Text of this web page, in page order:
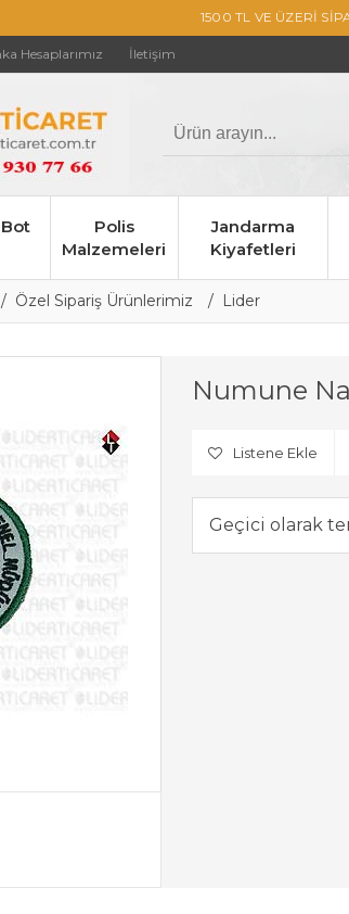
1500 TL VE ÜZERİ
Hesaplarımız İletişim
Polis
Malzemeleri
Jandarma
Kiyafetleri
Özel Sipariş Ürünlerimiz Lider
Numune
Listene Ekle
Geçici olarak